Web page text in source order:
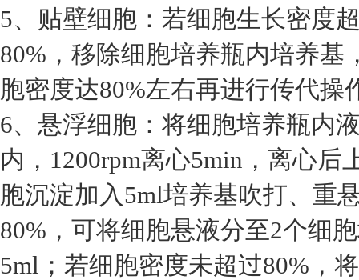
5、贴壁细胞：若细胞生长密度
80%，移除细胞培养瓶内培养
胞密度达80%左右再进行传代操
6、悬浮细胞：将细胞培养瓶内
内，1200rpm离心5min，离心
胞沉淀加入5ml培养基吹打、重
80%，可将细胞悬液分至2个细
5ml；若细胞密度未超过80%，